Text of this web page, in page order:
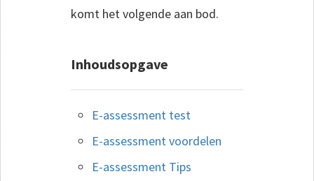
komt het volgende aan bod.
Inhoudsopgave
E-assessment test
E-assessment voordelen
E-assessment Tips